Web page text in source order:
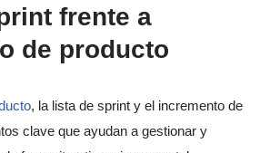
frente a
de producto
, la lista de sprint y el incremento de
clave que ayudan a gestionar y